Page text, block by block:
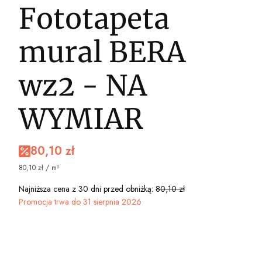
Fototapeta
mural BERA
wz2 - NA
WYMIAR
80,10 zł
80,10 zł / m²
Najniższa cena z 30 dni przed obniżką: 80,10 zł
Promocja trwa do 31 sierpnia 2026